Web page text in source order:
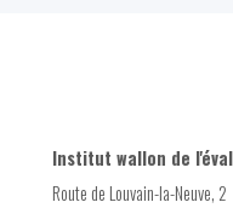
Haies
Parc(s) naturel(s)
Institut wallon de
Route de Louvain-la-Neuve, 2